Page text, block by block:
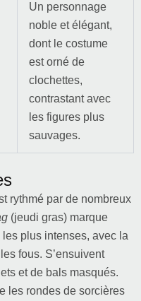
Un personnage
noble et élégant,
dont le costume
est orné de
clochettes,
contrastant avec
les figures plus
sauvages.
rythmé par de nombreux
(jeudi gras) marque
plus intenses, avec la
fous. S’ensuivent
et de bals masqués.
les rondes de sorcières